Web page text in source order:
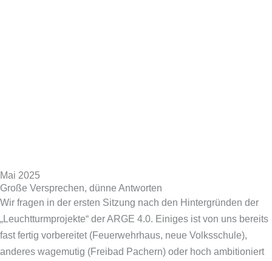
Mai 2025
Große Versprechen, dünne Antworten
Wir fragen in der ersten Sitzung nach den Hintergründen der
„Leuchtturmprojekte“ der ARGE 4.0. Einiges ist von uns bereits
fast fertig vorbereitet (Feuerwehrhaus, neue Volksschule),
anderes wagemutig (Freibad Pachern) oder hoch ambitioniert